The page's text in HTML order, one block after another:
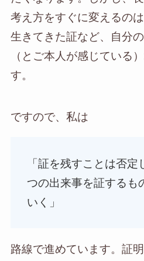
考え方をすぐに変えるの
生きてきた証など、自分
（とご本人が感じている
す。
ですので、私は
「証を残すことは否
つの出来事を証するも
いく」
路線で進めています。証